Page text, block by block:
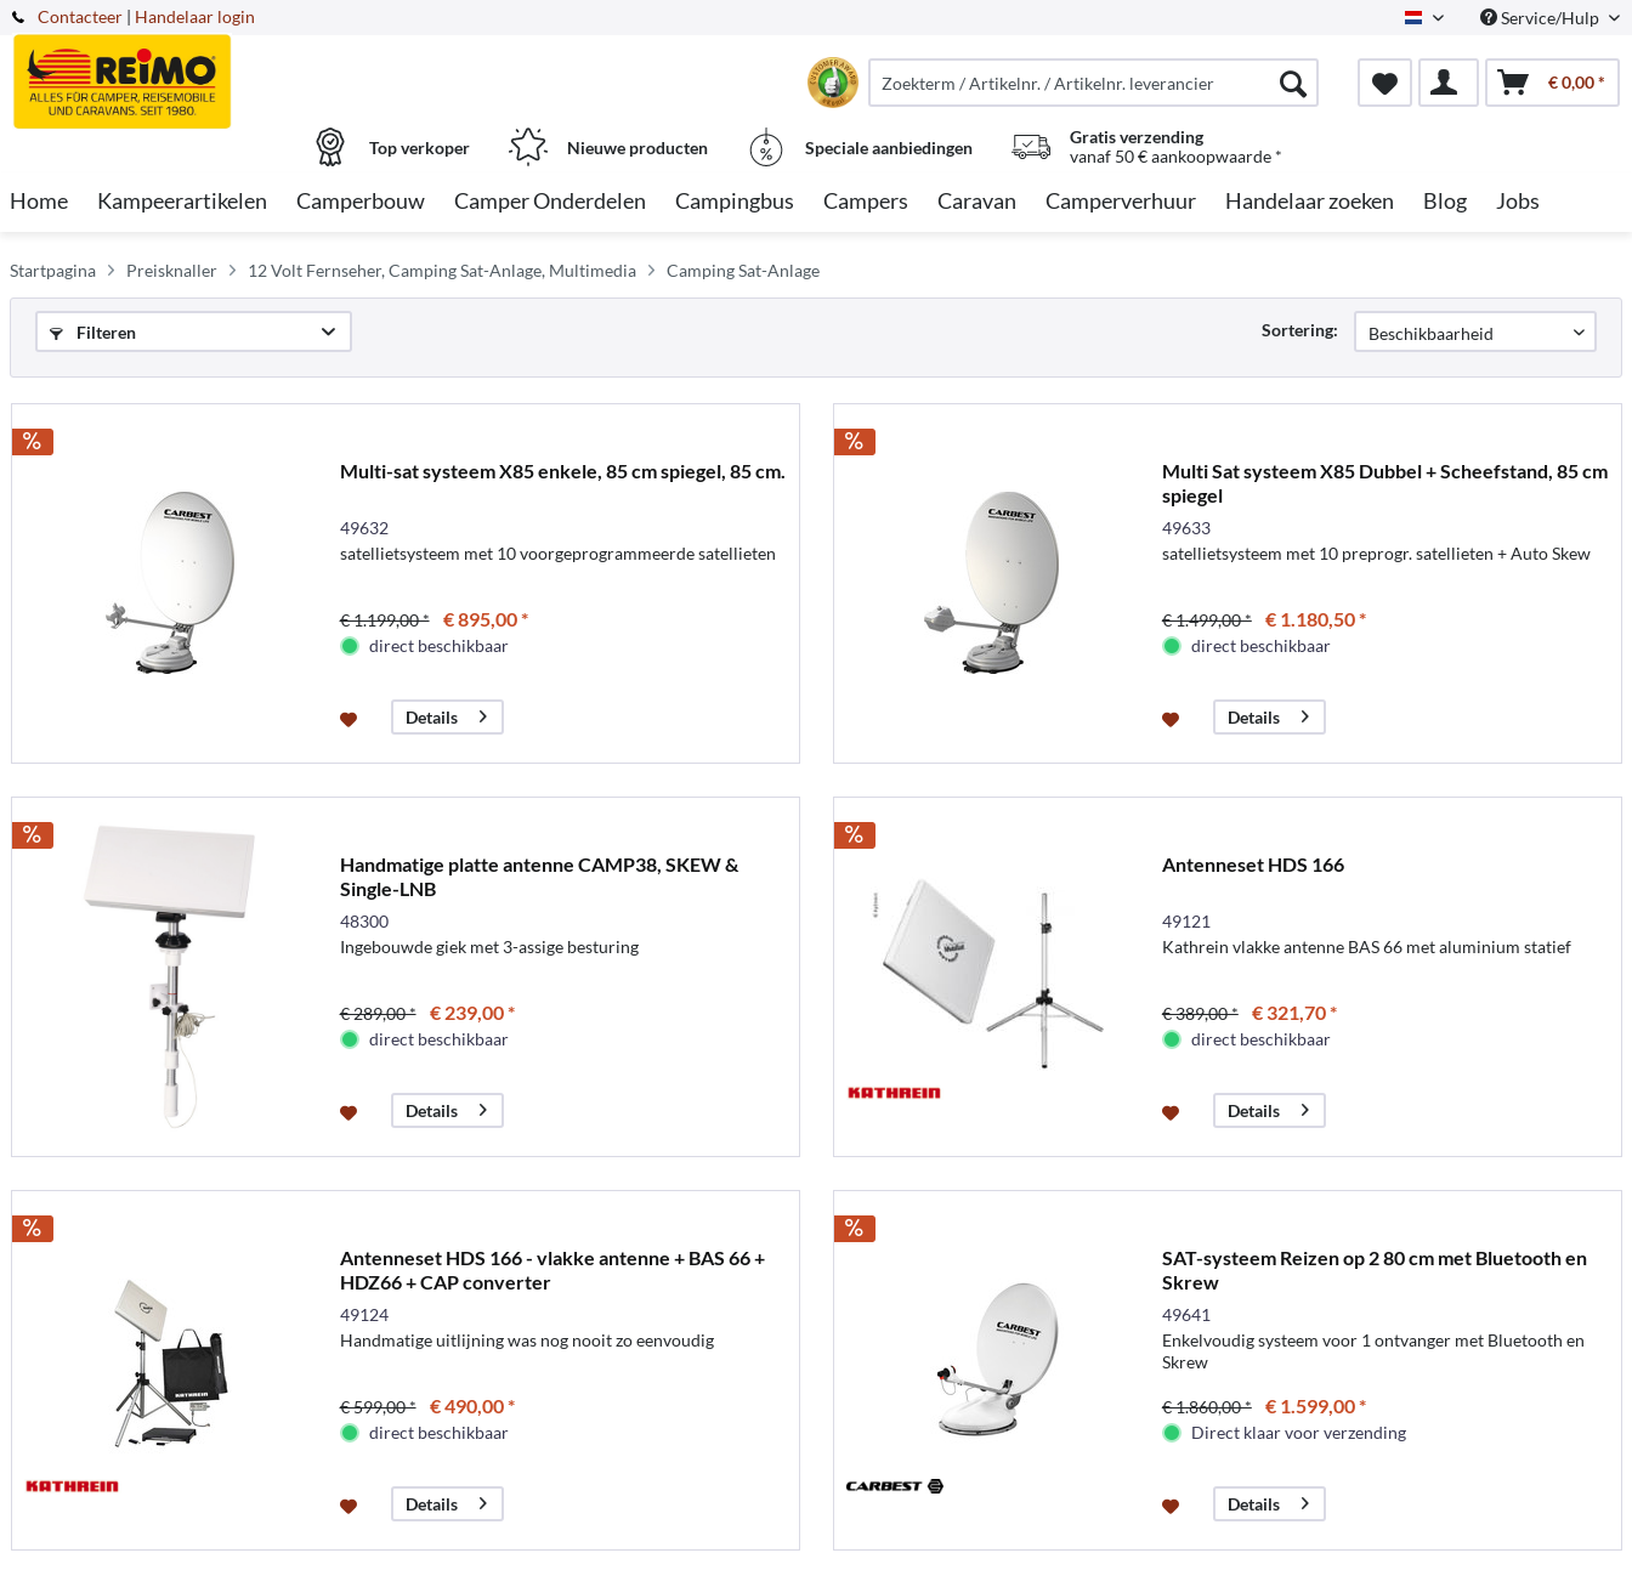
Contacteer Dutch Service/Hulp
| Handelaar login
€ 0,00 *
Top verkoper Nieuwe producten Speciale aanbiedingen
Gratis verzending
vanaf 50 € aankoopwaarde *
Home Kampeerartikelen Camperbouw Camper Onderdelen Campingbus Campers Caravan Camperverhuur Handelaar zoeken Blog Jobs
Startpagina Preisknaller 12 Volt Fernseher, Camping Sat-Anlage, Multimedia Camping Sat-Anlage
Filteren Sortering:
Multi-sat systeem X85 enkele, 85 cm spiegel, 85 cm.
49632
satellietsysteem met 10 voorgeprogrammeerde satellieten
€ 1.199,00 * € 895,00 *
direct beschikbaar
Details
Multi Sat systeem X85 Dubbel + Scheefstand, 85 cm
spiegel
49633
satellietsysteem met 10 preprogr. satellieten + Auto Skew
€ 1.499,00 * € 1.180,50 *
direct beschikbaar
Details
Handmatige platte antenne CAMP38, SKEW &
Single-LNB
48300
Ingebouwde giek met 3-assige besturing
€ 289,00 * € 239,00 *
direct beschikbaar
Details
Antenneset HDS 166
49121
Kathrein vlakke antenne BAS 66 met aluminium statief
€ 389,00 * € 321,70 *
direct beschikbaar
Details
Antenneset HDS 166 - vlakke antenne + BAS 66 +
HDZ66 + CAP converter
49124
Handmatige uitlijning was nog nooit zo eenvoudig
€ 599,00 * € 490,00 *
direct beschikbaar
Details
SAT-systeem Reizen op 2 80 cm met Bluetooth en
Skrew
49641
Enkelvoudig systeem voor 1 ontvanger met Bluetooth en
Skrew
€ 1.860,00 * € 1.599,00 *
Direct klaar voor verzending
Details